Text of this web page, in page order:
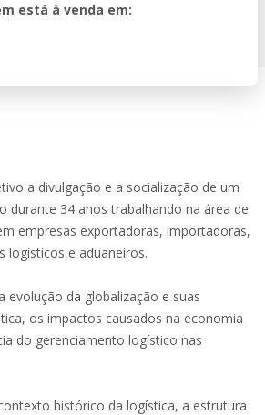
está à venda em:
a divulgação e a socialização de um
durante 34 anos trabalhando na área de
empresas exportadoras, importadoras,
logísticos e aduaneiros.
evolução da globalização e suas
os impactos causados na economia
do gerenciamento logístico nas
histórico da logística, a estrutura